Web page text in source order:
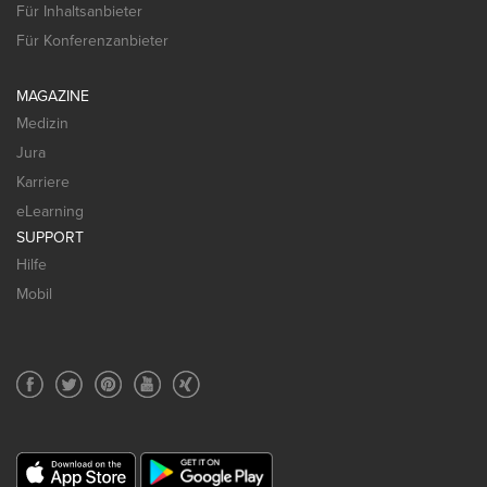
Für Inhaltsanbieter
Für Konferenzanbieter
MAGAZINE
Medizin
Jura
Karriere
eLearning
SUPPORT
Hilfe
Mobil